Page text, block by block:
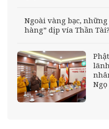
Ngoài vàng bạc,
hàng” dịp vía Thần Tài?
Ngọ